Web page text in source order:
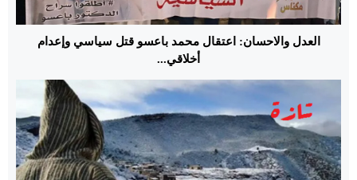
العدل والاحسان: اعتقال محمد باعسو قتل سياسي وإعدام
أخلاقي...